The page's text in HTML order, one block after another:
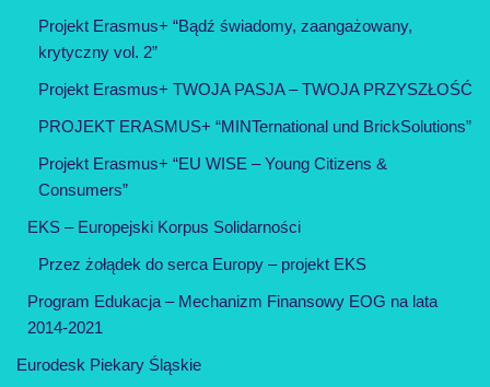
Projekt Erasmus+ “Bądź świadomy, zaangażowany,
krytyczny vol. 2”
Projekt Erasmus+ TWOJA PASJA – TWOJA PRZYSZŁOŚĆ
PROJEKT ERASMUS+ “MINTernational und BrickSolutions”
Projekt Erasmus+ “EU WISE – Young Citizens &
Consumers”
EKS – Europejski Korpus Solidarności
Przez żołądek do serca Europy – projekt EKS
Program Edukacja – Mechanizm Finansowy EOG na lata
2014-2021
Eurodesk Piekary Śląskie